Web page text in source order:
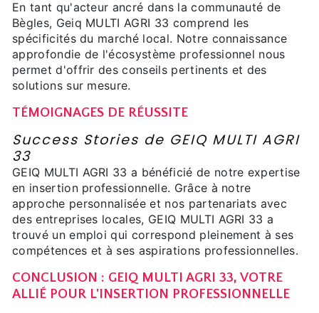
En tant qu'acteur ancré dans la communauté de
Bègles, Geiq MULTI AGRI 33 comprend les
spécificités du marché local. Notre connaissance
approfondie de l'écosystème professionnel nous
permet d'offrir des conseils pertinents et des
solutions sur mesure.
TÉMOIGNAGES DE RÉUSSITE
Success Stories de GEIQ MULTI AGRI
33
GEIQ MULTI AGRI 33 a bénéficié de notre expertise
en insertion professionnelle. Grâce à notre
approche personnalisée et nos partenariats avec
des entreprises locales, GEIQ MULTI AGRI 33 a
trouvé un emploi qui correspond pleinement à ses
compétences et à ses aspirations professionnelles.
CONCLUSION : GEIQ MULTI AGRI 33, VOTRE
ALLIÉ POUR L'INSERTION PROFESSIONNELLE